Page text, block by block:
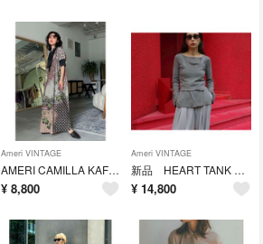
Ameri VINTAGE
AMERI CAMILLA KAFTAN DRESS
¥ 8,800
Ameri VINTAGE
新品 HEART TANK KNIT SET TOP
¥ 14,800